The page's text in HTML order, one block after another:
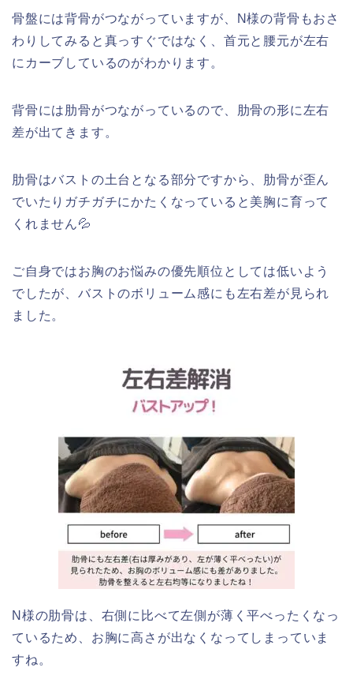
骨盤には背骨がつながっていますが、N様の背骨もおさ
わりしてみると真っすぐではなく、首元と腰元が左右
にカーブしているのがわかります。
背骨には肋骨がつながっているので、肋骨の形に左右
差が出てきます。
肋骨はバストの土台となる部分ですから、肋骨が歪ん
でいたりガチガチにかたくなっていると美胸に育って
くれません💦
ご自身ではお胸のお悩みの優先順位としては低いよう
でしたが、バストのボリューム感にも左右差が見られ
ました。
N様の肋骨は、右側に比べて左側が薄く平べったくなっ
ているため、お胸に高さが出なくなってしまっていま
すね。